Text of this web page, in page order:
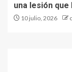
una lesión
10 julio, 2026